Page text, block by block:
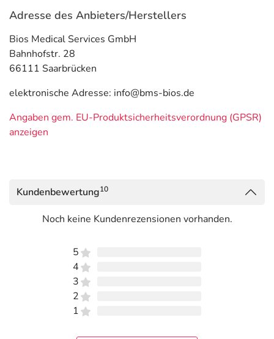
Adresse des Anbieters/Herstellers
Bios Medical Services GmbH
Bahnhofstr. 28
66111 Saarbrücken
elektronische Adresse: info@bms-bios.de
Angaben gem. EU-Produktsicherheitsverordnung (GPSR)
anzeigen
Kundenbewertung10
Noch keine Kundenrezensionen vorhanden.
5
4
3
2
1